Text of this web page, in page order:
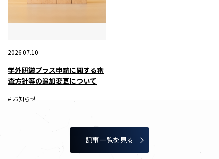
2026.07.10
学外研鑽プラス申請に関する審
査方針等の追加変更について
お知らせ
記事⼀覧を⾒る